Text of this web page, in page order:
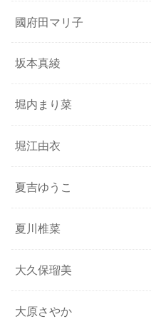
國府田マリ子
坂本真綾
堀内まり菜
堀江由衣
夏吉ゆうこ
夏川椎菜
大久保瑠美
大原さやか